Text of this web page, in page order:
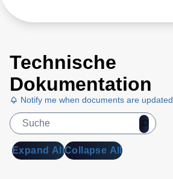
Technische
Dokumentation
Notify me when documents are updated
Expand AllCollapse All